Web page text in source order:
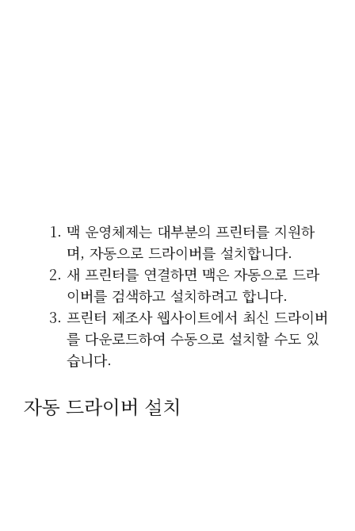
맥 운영체제는 대부분의 프린터를 지원하
며, 자동으로 드라이버를 설치합니다.
새 프린터를 연결하면 맥은 자동으로 드라
이버를 검색하고 설치하려고 합니다.
프린터 제조사 웹사이트에서 최신 드라이버
를 다운로드하여 수동으로 설치할 수도 있
습니다.
자동 드라이버 설치